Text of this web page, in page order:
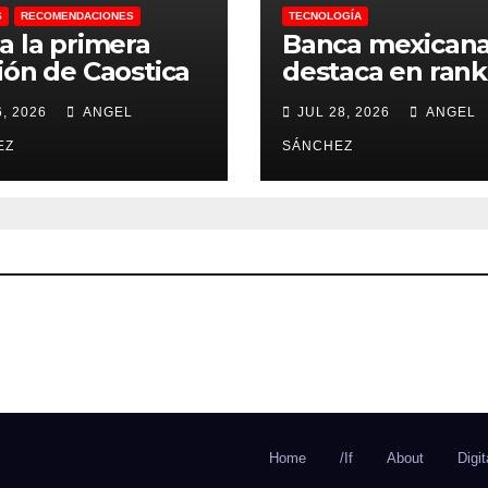
RECOMENDACIONES
la primera
de Caostica
2026 ANGEL
TECNOLOGÍA
Banca
destaca en
JUL 28, 2026 ANGEL
SÁNCHEZ
Home /If About